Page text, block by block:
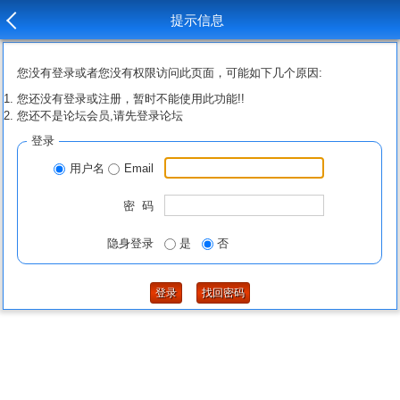
提示信息
您没有登录或者您没有权限访问此页面，可能如下几个原因:
您还没有登录或注册，暂时不能使用此功能!!
您还不是论坛会员,请先登录论坛
登录
用户名 Email
密 码
隐身登录 是 否